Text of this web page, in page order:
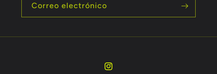
Correo electrónico
Instagram